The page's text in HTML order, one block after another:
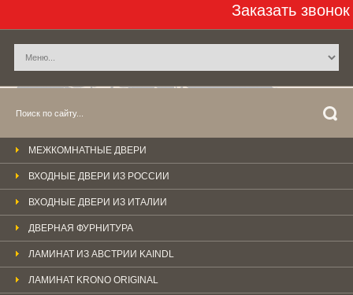
Заказать звонок
МЕЖКОМНАТНЫЕ ДВЕРИ
ВХОДНЫЕ ДВЕРИ ИЗ РОССИИ
ВХОДНЫЕ ДВЕРИ ИЗ ИТАЛИИ
ДВЕРНАЯ ФУРНИТУРА
ЛАМИНАТ ИЗ АВСТРИИ KAINDL
ЛАМИНАТ KRONO ORIGINAL